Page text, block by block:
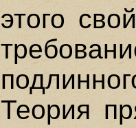
этого
Теория